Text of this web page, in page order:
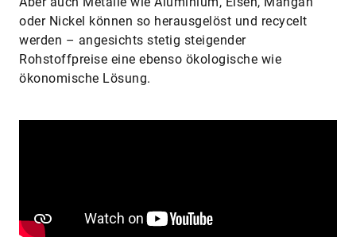
werden – angesichts stetig steigender
Rohstoffpreise eine ebenso ökologische wie
ökonomische Lösung.
"Abwasser als Ressource": Fraunhofer-Forschende